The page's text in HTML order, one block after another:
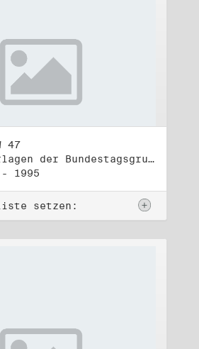
47
Titel: Unterlagen der Bundestagsgruppe und -fraktion Bündnis 90/Die Grünen (3)
- 1995
setzen: